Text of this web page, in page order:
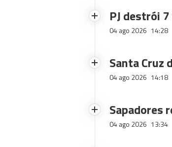
PJ destrói
04 ago 2026 14:28
Santa Cruz
04 ago 2026 14:18
Sapadores
04 ago 2026 13:34